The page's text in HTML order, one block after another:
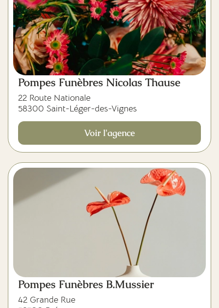
Pompes Funèbres Nicolas Thause
22 Route Nationale
58300 Saint-Léger-des-Vignes
Voir l'agence
Pompes Funèbres B.Mussier
42 Grande Rue